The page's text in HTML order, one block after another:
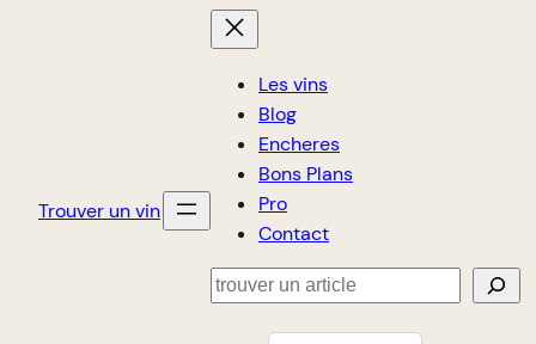
Trouver un vin
Les vins
Blog
Encheres
Bons Plans
Pro
Contact
Rechercher